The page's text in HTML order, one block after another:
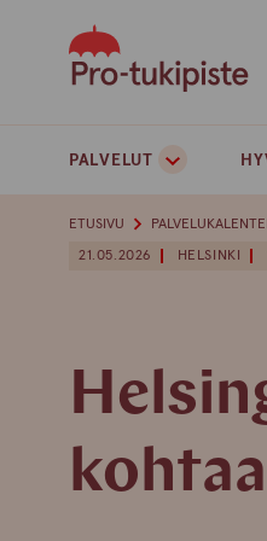
PALVELUT
ETUSIVU
21.05.2026 HELSINKI